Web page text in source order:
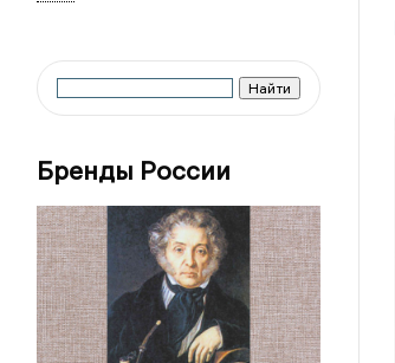
Бренды России